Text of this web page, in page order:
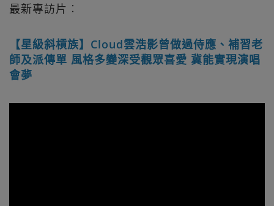
最新專訪片︰
【星級斜槓族】Cloud雲浩影曾做過侍應、補習老
師及派傳單 風格多變深受觀眾喜愛 冀能實現演唱
會夢